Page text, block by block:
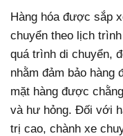
Hàng hóa được sắp
chuyển theo lịch
quá trình di chuyển,
nhằm đảm bảo hàng
mặt hàng được
và hư hỏng. Đối với
trị cao, chành xe